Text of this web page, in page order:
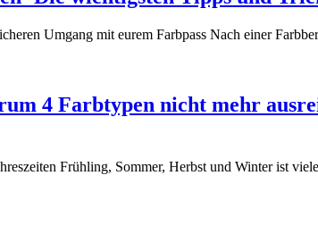
Umgang mit eurem Farbpass Nach einer
4 Farbtypen nicht mehr
Frühling, Sommer, Herbst und Winter ist